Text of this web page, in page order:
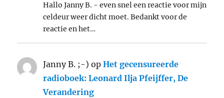
Hallo Janny B. - even snel een reactie voor mijn
celdeur weer dicht moet. Bedankt voor de
reactie en het…
Janny B. ;-) opHet gecensureerde
radioboek: Leonard Ilja Pfeijffer, De
Verandering